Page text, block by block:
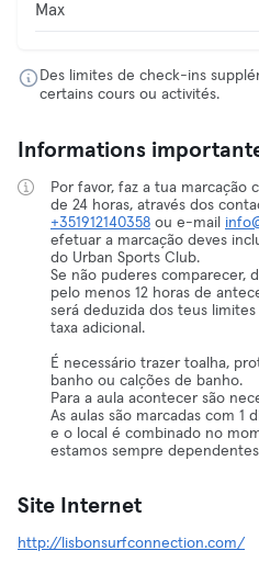
Max
Des limites de check-ins
certains cours ou activités.
Informations
Por favor, faz a tua marcação
de 24 horas, através dos
+351912140358 ou e-mail
efetuar a marcação deves
do Urban Sports Club.
Se não puderes comparecer,
pelo menos 12 horas de
será deduzida dos teus
taxa adicional.
É necessário trazer toalha,
banho ou calções de banho.
Para a aula acontecer são
As aulas são marcadas com 1
e o local é combinado no
estamos sempre
Site Internet
http://lisbonsurfconnection.com/